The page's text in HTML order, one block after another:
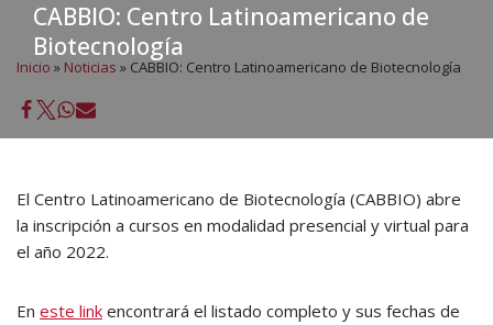
CABBIO: Centro Latinoamericano de
Biotecnología
Inicio » Noticias » CABBIO: Centro Latinoamericano de Biotecnología
El Centro Latinoamericano de Biotecnología (CABBIO) abre
la inscripción a cursos en modalidad presencial y virtual para
el año 2022.
En este link encontrará el listado completo y sus fechas de